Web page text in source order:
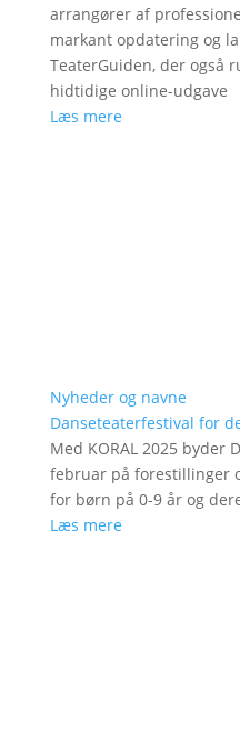
arrangører af
markant opdatering og
TeaterGuiden, der også
hidtidige online-udgave
Læs mere
Nyheder og navne
Danseteaterfestival for
Med KORAL 2025 byder
februar på forestillinger
for børn på 0-9 år og
Læs mere